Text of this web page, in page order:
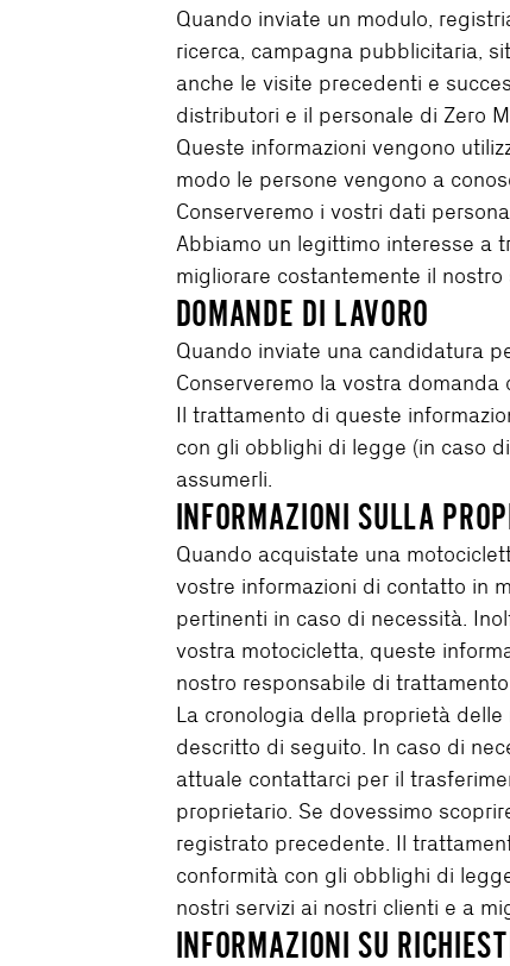
Quando inviate un modulo,
ricerca, campagna pubblicitaria,
anche le visite precedenti e
distributori e il personale di Zero
Queste informazioni vengono
modo le persone vengono a
Conserveremo i vostri dati
Abbiamo un legittimo interesse a
migliorare costantemente il nostro
DOMANDE DI LAVORO
Quando inviate una candidatura
Conserveremo la vostra
Il trattamento di queste
con gli obblighi di legge (in caso
assumerli.
INFORMAZIONI SULLA
Quando acquistate una
vostre informazioni di contatto in
pertinenti in caso di necessità.
vostra motocicletta, queste
nostro responsabile di
La cronologia della proprietà
descritto di seguito. In caso di
attuale contattarci per il
proprietario. Se dovessimo
registrato precedente. Il
conformità con gli obblighi di
nostri servizi ai nostri clienti e a
INFORMAZIONI SU